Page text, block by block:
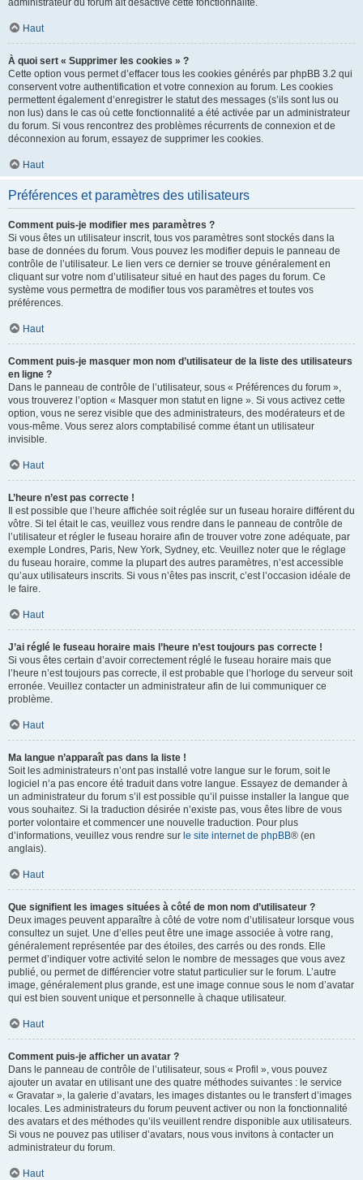
administrateur du forum ait désactivé cette fonctionnalité.
Haut
À quoi sert « Supprimer les cookies » ?
Cette option vous permet d’effacer tous les cookies générés par phpBB 3.2 qui
conservent votre authentification et votre connexion au forum. Les cookies
permettent également d’enregistrer le statut des messages (s’ils sont lus ou
non lus) dans le cas où cette fonctionnalité a été activée par un administrateur
du forum. Si vous rencontrez des problèmes récurrents de connexion et de
déconnexion au forum, essayez de supprimer les cookies.
Haut
Préférences et paramètres des utilisateurs
Comment puis-je modifier mes paramètres ?
Si vous êtes un utilisateur inscrit, tous vos paramètres sont stockés dans la
base de données du forum. Vous pouvez les modifier depuis le panneau de
contrôle de l’utilisateur. Le lien vers ce dernier se trouve généralement en
cliquant sur votre nom d’utilisateur situé en haut des pages du forum. Ce
système vous permettra de modifier tous vos paramètres et toutes vos
préférences.
Haut
Comment puis-je masquer mon nom d’utilisateur de la liste des utilisateurs
en ligne ?
Dans le panneau de contrôle de l’utilisateur, sous « Préférences du forum »,
vous trouverez l’option « Masquer mon statut en ligne ». Si vous activez cette
option, vous ne serez visible que des administrateurs, des modérateurs et de
vous-même. Vous serez alors comptabilisé comme étant un utilisateur
invisible.
Haut
L’heure n’est pas correcte !
Il est possible que l’heure affichée soit réglée sur un fuseau horaire différent du
vôtre. Si tel était le cas, veuillez vous rendre dans le panneau de contrôle de
l’utilisateur et régler le fuseau horaire afin de trouver votre zone adéquate, par
exemple Londres, Paris, New York, Sydney, etc. Veuillez noter que le réglage
du fuseau horaire, comme la plupart des autres paramètres, n’est accessible
qu’aux utilisateurs inscrits. Si vous n’êtes pas inscrit, c’est l’occasion idéale de
le faire.
Haut
J’ai réglé le fuseau horaire mais l’heure n’est toujours pas correcte !
Si vous êtes certain d’avoir correctement réglé le fuseau horaire mais que
l’heure n’est toujours pas correcte, il est probable que l’horloge du serveur soit
erronée. Veuillez contacter un administrateur afin de lui communiquer ce
problème.
Haut
Ma langue n’apparaît pas dans la liste !
Soit les administrateurs n’ont pas installé votre langue sur le forum, soit le
logiciel n’a pas encore été traduit dans votre langue. Essayez de demander à
un administrateur du forum s’il est possible qu’il puisse installer la langue que
vous souhaitez. Si la traduction désirée n’existe pas, vous êtes libre de vous
porter volontaire et commencer une nouvelle traduction. Pour plus
d’informations, veuillez vous rendre sur le site internet de phpBB® (en
anglais).
Haut
Que signifient les images situées à côté de mon nom d’utilisateur ?
Deux images peuvent apparaître à côté de votre nom d’utilisateur lorsque vous
consultez un sujet. Une d’elles peut être une image associée à votre rang,
généralement représentée par des étoiles, des carrés ou des ronds. Elle
permet d’indiquer votre activité selon le nombre de messages que vous avez
publié, ou permet de différencier votre statut particulier sur le forum. L’autre
image, généralement plus grande, est une image connue sous le nom d’avatar
qui est bien souvent unique et personnelle à chaque utilisateur.
Haut
Comment puis-je afficher un avatar ?
Dans le panneau de contrôle de l’utilisateur, sous « Profil », vous pouvez
ajouter un avatar en utilisant une des quatre méthodes suivantes : le service
« Gravatar », la galerie d’avatars, les images distantes ou le transfert d’images
locales. Les administrateurs du forum peuvent activer ou non la fonctionnalité
des avatars et des méthodes qu’ils veuillent rendre disponible aux utilisateurs.
Si vous ne pouvez pas utiliser d’avatars, nous vous invitons à contacter un
administrateur du forum.
Haut